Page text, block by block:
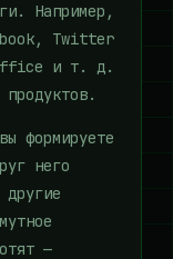
Например,
Twitter
и т. д.
формируете
него
—